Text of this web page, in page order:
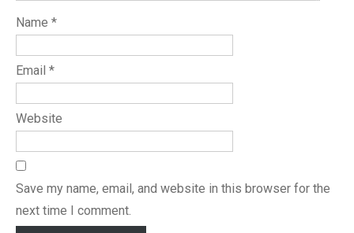
Name *
Email *
Website
Save my name, email, and website in this browser for the
next time I comment.